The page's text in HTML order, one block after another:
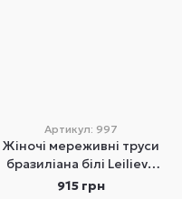
Артикул: 997
Жіночі мереживні труси
бразиліана білі Leilieve
997 XS
915 грн